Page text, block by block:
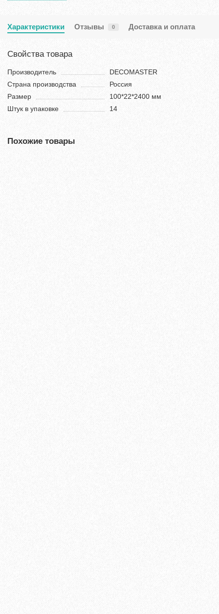
Характеристики Отзывы 0 Доставка и оплата
Свойства товара
Производитель
DECOMASTER
Страна производства
Россия
Размер
100*22*2400 мм
Штук в упаковке
14
Похожие товары